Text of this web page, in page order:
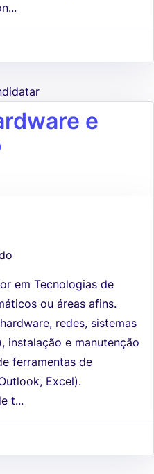
e
em Tecnologias de
ou áreas afins.
redes, sistemas
instalação e manutenção
ferramentas de
Excel).
t...